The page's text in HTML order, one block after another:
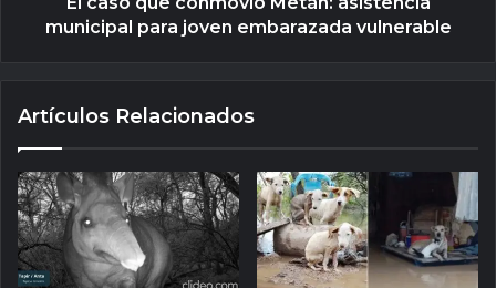
municipal para joven embarazada vulnerable
Artículos Relacionados